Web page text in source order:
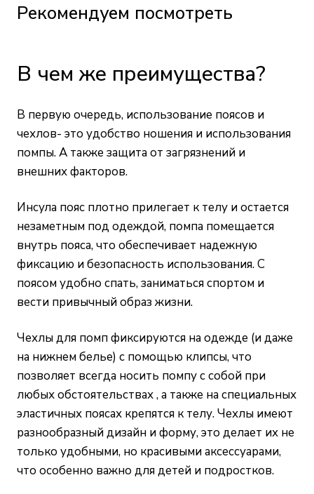
Рекомендуем посмотреть
В чем же преимущества?
В первую очередь, использование поясов и
чехлов- это удобство ношения и использования
помпы. А также защита от загрязнений и
внешних факторов.
Инсула пояс плотно прилегает к телу и остается
незаметным под одеждой, помпа помещается
внутрь пояса, что обеспечивает надежную
фиксацию и безопасность использования. С
поясом удобно спать, заниматься спортом и
вести привычный образ жизни.
Чехлы для помп фиксируются на одежде (и даже
на нижнем белье) с помощью клипсы, что
позволяет всегда носить помпу с собой при
любых обстоятельствах , а также на специальных
эластичных поясах крепятся к телу. Чехлы имеют
разнообразный дизайн и форму, это делает их не
только удобными, но красивыми аксессуарами,
что особенно важно для детей и подростков.